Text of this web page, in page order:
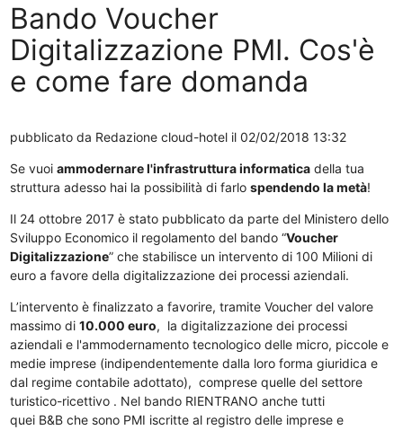
Bando Voucher
Digitalizzazione PMI. Cos'è
e come fare domanda
pubblicato da Redazione cloud-hotelil 02/02/2018 13:32
Se vuoi ammodernare l'infrastruttura informaticadella tua
struttura adesso hai la possibilità di farlo spendendo la metà!
Il 24 ottobre 2017 è stato pubblicato da parte del Ministero dello
Sviluppo Economico il regolamento del bando “Voucher
Digitalizzazione” che stabilisce un intervento di 100 Milioni di
euro a favore della digitalizzazione dei processi aziendali.
L’intervento è finalizzato a favorire, tramite Voucher del valore
massimo di 10.000 euro, la digitalizzazione dei processi
aziendali e l'ammodernamento tecnologico delle micro, piccole e
medie imprese (indipendentemente dalla loro forma giuridica e
dal regime contabile adottato), comprese quelle del settore
turistico-ricettivo . Nel bando RIENTRANO anche tutti
quei B&B che sono PMI iscritte al registro delle imprese e